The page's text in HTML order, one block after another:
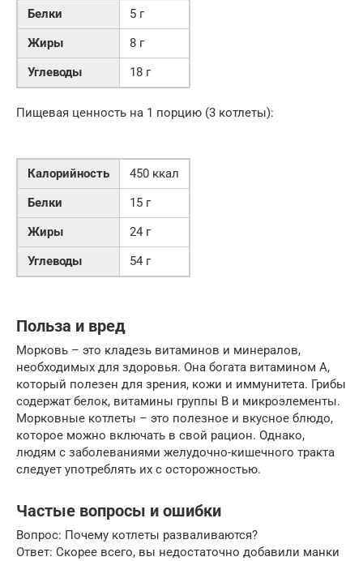
Белки
5 г
Жиры
8 г
Углеводы
18 г
Пищевая ценность на 1 порцию (3 котлеты):
Калорийность
450 ккал
Белки
15 г
Жиры
24 г
Углеводы
54 г
Польза и вред
Морковь – это кладезь витаминов и минералов,
необходимых для здоровья. Она богата витамином А,
который полезен для зрения, кожи и иммунитета. Грибы
содержат белок, витамины группы В и микроэлементы.
Морковные котлеты – это полезное и вкусное блюдо,
которое можно включать в свой рацион. Однако,
людям с заболеваниями желудочно-кишечного тракта
следует употреблять их с осторожностью.
Частые вопросы и ошибки
Вопрос: Почему котлеты разваливаются?
Ответ: Скорее всего, вы недостаточно добавили манки